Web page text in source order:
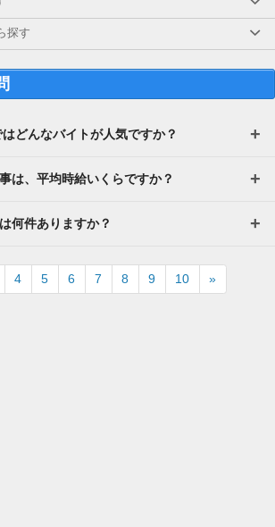
探す
どんなバイトが人気ですか？
は、平均時給いくらですか？
何件ありますか？
4 5 6 7 8 9 10 »Next